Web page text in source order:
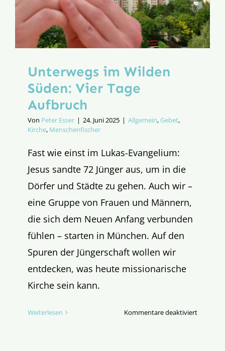
Unterwegs im Wilden
Süden: Vier Tage
Aufbruch
Von Peter Esser | 24. Juni 2025 | Allgemein,Gebet,
Kirche, Menschenfischer
Fast wie einst im Lukas-Evangelium:
Jesus sandte 72 Jünger aus, um in die
Dörfer und Städte zu gehen. Auch wir –
eine Gruppe von Frauen und Männern,
die sich dem Neuen Anfang verbunden
fühlen – starten in München. Auf den
Spuren der Jüngerschaft wollen wir
entdecken, was heute missionarische
Kirche sein kann.
Weiterlesen Kommentare deaktiviertfür